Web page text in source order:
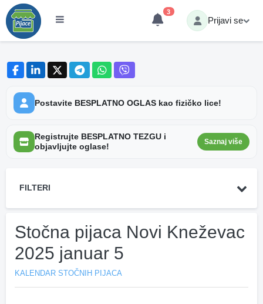
3
Prijavi se
Postavite BESPLATNO OGLAS kao fizičko lice!
Registrujte BESPLATNO TEZGU i
objavljujte oglase!
Saznaj više
FILTERI
Stočna pijaca Novi Kneževac
2025 januar 5
KALENDAR STOČNIH PIJACA